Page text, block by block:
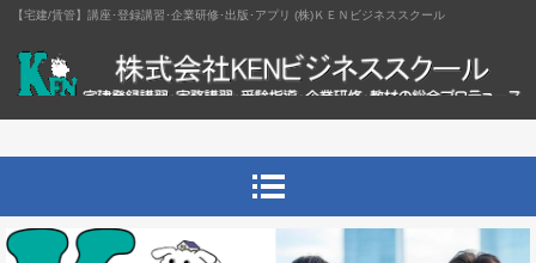
【宅建/賃管】講座･登録講習･企業研修･出版･アプリ (株)ＫＥＮビジネススクール